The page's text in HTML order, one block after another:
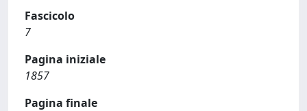
Fascicolo
7
Pagina iniziale
1857
Pagina finale